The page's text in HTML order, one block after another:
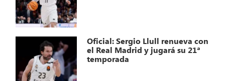
Oficial: Sergio Llull renueva con
el Real Madrid y jugará su 21ª
temporada